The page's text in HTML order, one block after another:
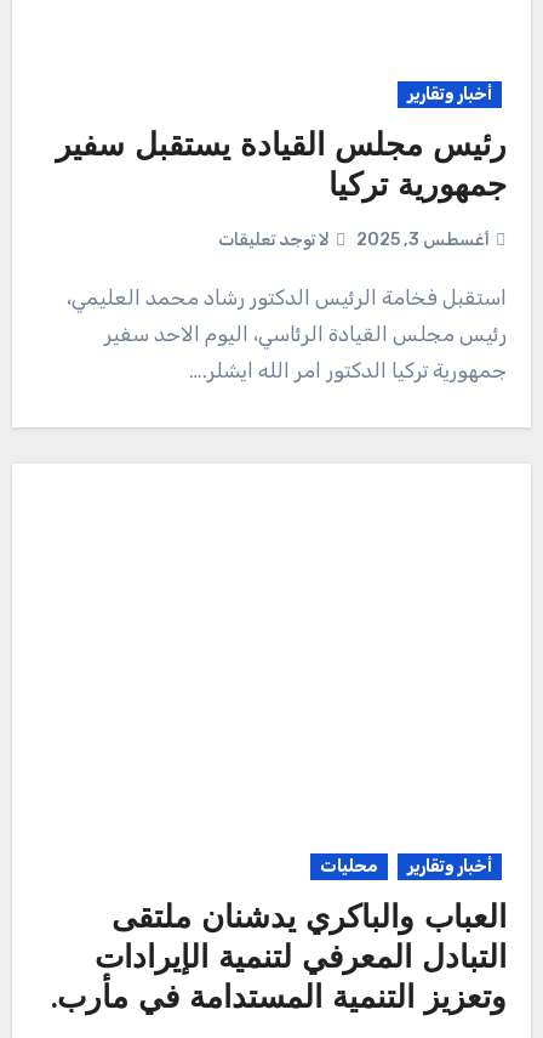
أخبار وتقارير
رئيس مجلس القيادة يستقبل سفير
جمهورية تركيا
أغسطس 3, 2025 لا توجد تعليقات
استقبل فخامة الرئيس الدكتور رشاد محمد العليمي،
رئيس مجلس القيادة الرئاسي، اليوم الاحد سفير
جمهورية تركيا الدكتور امر الله ايشلر.…
أخبار وتقارير محليات
العباب والباكري يدشنان ملتقى
التبادل المعرفي لتنمية الإيرادات
وتعزيز التنمية المستدامة في مأرب.